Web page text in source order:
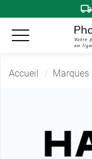
Accueil Marques